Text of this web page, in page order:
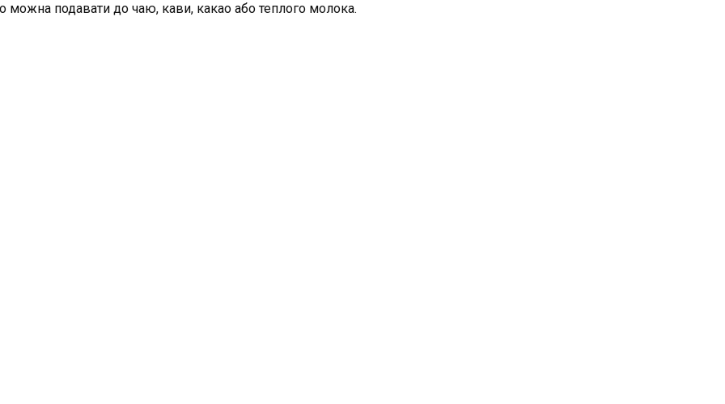
можна подавати до чаю, кави, какао або теплого молока.